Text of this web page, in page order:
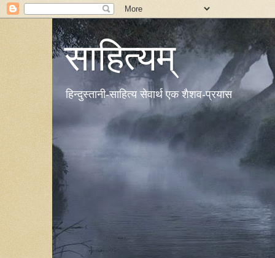
साहित्यम्
हिन्दुस्तानी-साहित्य सेवार्थ एक शैशव-प्रयास